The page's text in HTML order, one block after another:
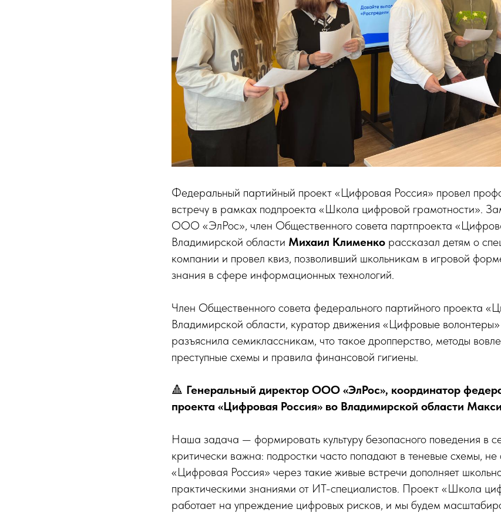
Федеральный партийный проект «Цифровая Россия» провел
встречу в рамках подпроекта «Школа цифровой грамотности».
ООО «ЭлРос», член Общественного совета партпроекта
Владимирской области Михаил Клименко рассказал детям о
компании и провел квиз, позволивший школьникам в игровой
знания в сфере информационных технологий.
Член Общественного совета федерального партийного проекта
Владимирской области, куратор движения «Цифровые волонтеры»
разъяснила семиклассникам, что такое дропперство, методы
преступные схемы и правила финансовой гигиены.
🔺 Генеральный директор ООО «ЭлРос», координатор
проекта «Цифровая Россия» во Владимирской области
Наша задача — формировать культуру безопасного поведения в
критически важна: подростки часто попадают в теневые схемы, не
«Цифровая Россия» через такие живые встречи дополняет
практическими знаниями от ИТ-специалистов. Проект «Школа
работает на упреждение цифровых рисков, и мы будем